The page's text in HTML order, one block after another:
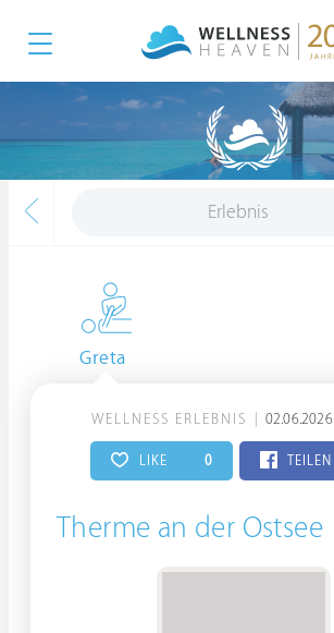
Erlebnis
Greta
WELLNESS ERLEBNIS 02.06.2026
LIKE 0 TEILEN
Therme an der Ostsee